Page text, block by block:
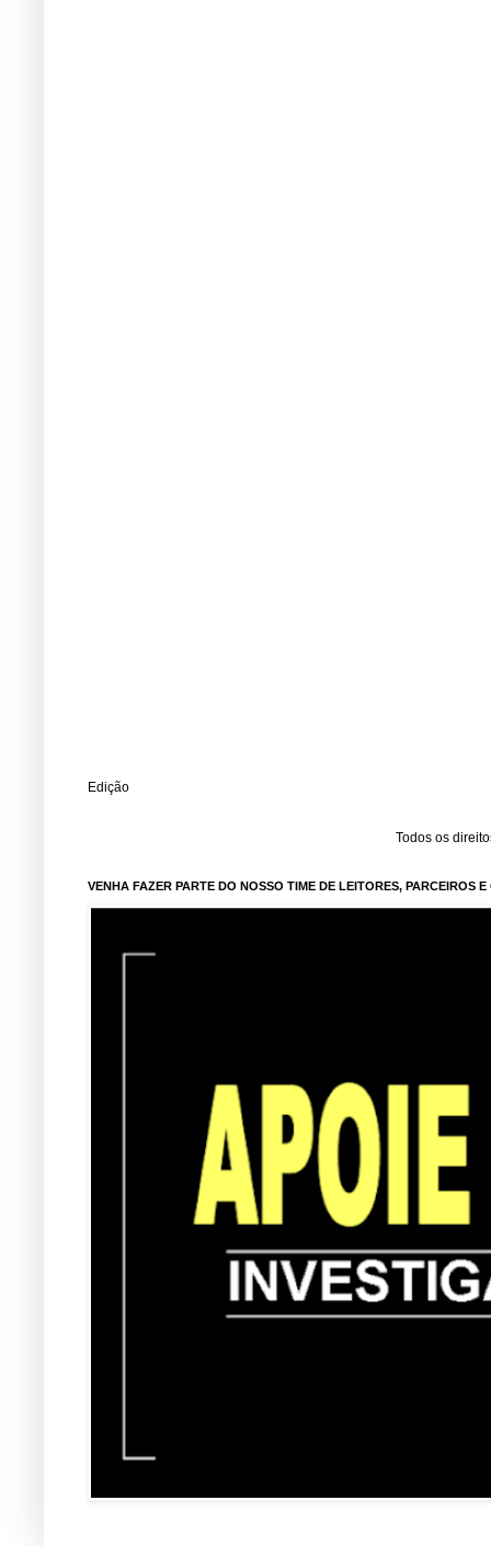
Edição
Todos os
VENHA FAZER PARTE DO NOSSO TIME DE LEITORES, PARCEIROS